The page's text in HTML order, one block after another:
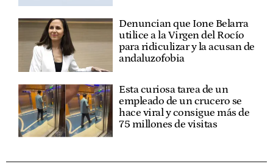
Denuncian que Ione Belarra
utilice a la Virgen del Rocío
para ridiculizar y la acusan de
andaluzofobia
Esta curiosa tarea de un
empleado de un crucero se
hace viral y consigue más de
75 millones de visitas